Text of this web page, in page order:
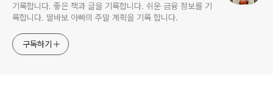
기록합니다. 좋은 책과 글을 기록합니다. 쉬운 금융 정보를 기
록합니다. 딸바보 아빠의 주말 계획을 기록 합니다.
구독하기